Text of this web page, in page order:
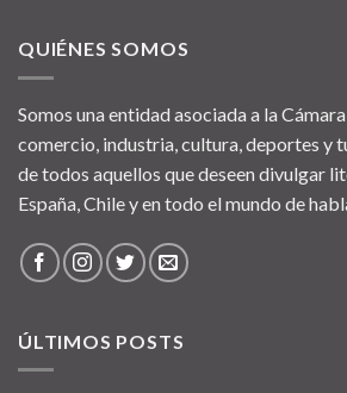
QUIÉNES SOMOS
Somos una entidad asociada a la
comercio, industria, cultura, deportes y
de todos aquellos que deseen divulgar
España, Chile y en todo el mundo de
ÚLTIMOS POSTS